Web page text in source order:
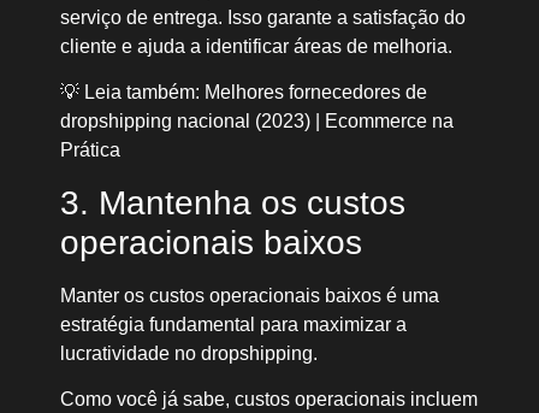
serviço de entrega. Isso garante a satisfação do
cliente e ajuda a identificar áreas de melhoria.
💡 Leia também: Melhores fornecedores de
dropshipping nacional (2023) | Ecommerce na
Prática
3. Mantenha os custos
operacionais baixos
Manter os custos operacionais baixos é uma
estratégia fundamental para maximizar a
lucratividade no dropshipping.
Como você já sabe, custos operacionais incluem